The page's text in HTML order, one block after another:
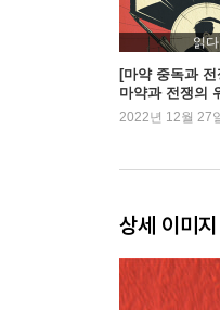
스피드볼│의
4 마지막 탐닉
연방군 의무
한스 몸젠의
주
읽다
[마약 중독과
마약과 전쟁의
에 관한 역사
2022년 12월 27
상세 이미지